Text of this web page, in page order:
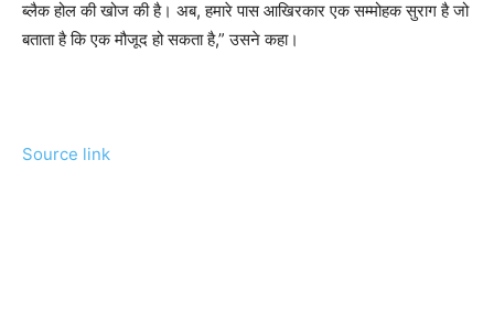
ब्लैक होल की खोज की है। अब, हमारे पास आखिरकार एक सम्मोहक सुराग है जो
बताता है कि एक मौजूद हो सकता है,” उसने कहा।
Source link